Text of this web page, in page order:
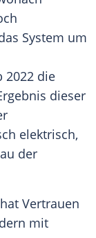
System um
2022 die
dieser
elektrisch,
der
Vertrauen
mit